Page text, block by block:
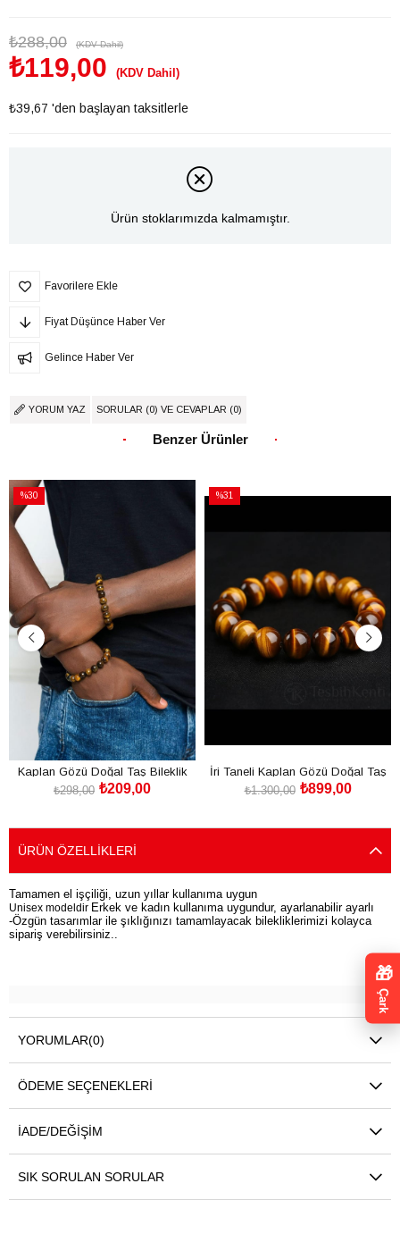
₺288,00 (KDV Dahil)
₺119,00 (KDV Dahil)
₺39,67 'den başlayan taksitlerle
Ürün stoklarımızda kalmamıştır.
Favorilere Ekle
Fiyat Düşünce Haber Ver
Gelince Haber Ver
YORUM YAZ SORULAR (0) VE CEVAPLAR (0)
Benzer Ürünler
%30
İndirim
%30İndirim
Kaplan Gözü Doğal Taş Bileklik
₺209,00
₺298,00
%31
İri Taneli Kaplan Gözü Doğal Taş
Bileklik₺899,00
₺1.300,00
ÜRÜN ÖZELLIKLERI
Tamamen el işçiliği, uzun yıllar kullanıma uygun
Unisex modeldir Erkek ve kadın kullanıma uygundur, ayarlanabilir ayarlı
-Özgün tasarımlar ile şıklığınızı tamamlayacak bilekliklerimizi kolayca
sipariş verebilirsiniz..
YORUMLAR(0)
ÖDEME SEÇENEKLERI
İADE/DEĞIŞIM
SIK SORULAN SORULAR
🎁
Çark